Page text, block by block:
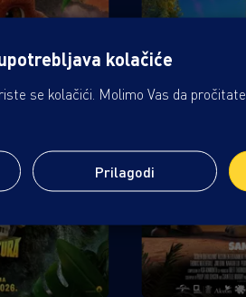
kolačiće
se kolačići. Molimo Vas da pročitate
Prilagodi